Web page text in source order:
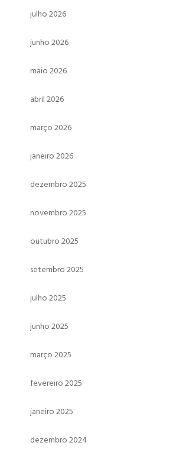
julho 2026
junho 2026
maio 2026
abril 2026
março 2026
janeiro 2026
dezembro 2025
novembro 2025
outubro 2025
setembro 2025
julho 2025
junho 2025
março 2025
fevereiro 2025
janeiro 2025
dezembro 2024